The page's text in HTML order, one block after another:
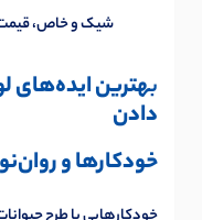
شیک و خاص، قیمت
بهترین ایده‌های
دادن
خودکارها و